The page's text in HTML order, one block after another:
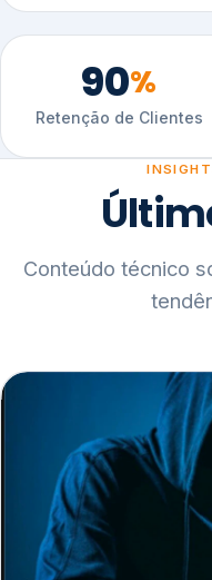
90%
Retenção de Clientes
Conteúdo técnico